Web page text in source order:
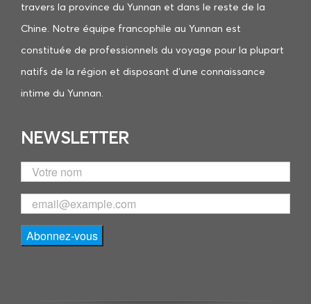
travers la province du Yunnan et dans le reste de la
Chine. ​Notre équipe francophile au Yunnan est
constituée de professionnels du voyage pour la plupart
natifs de la région et disposant d’une connaissance
intime du Yunnan.
NEWSLETTER